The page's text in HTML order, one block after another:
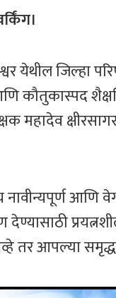
येथील जिल्हा
कौतुकास्पद
क्षीरसागर
आणि
तर आपल्या